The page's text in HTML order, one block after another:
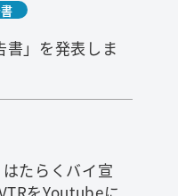
書」を発表しま
たらくバイ宣